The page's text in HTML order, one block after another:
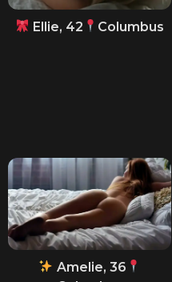
Ellie, 42 Columbus
Amelie, 36